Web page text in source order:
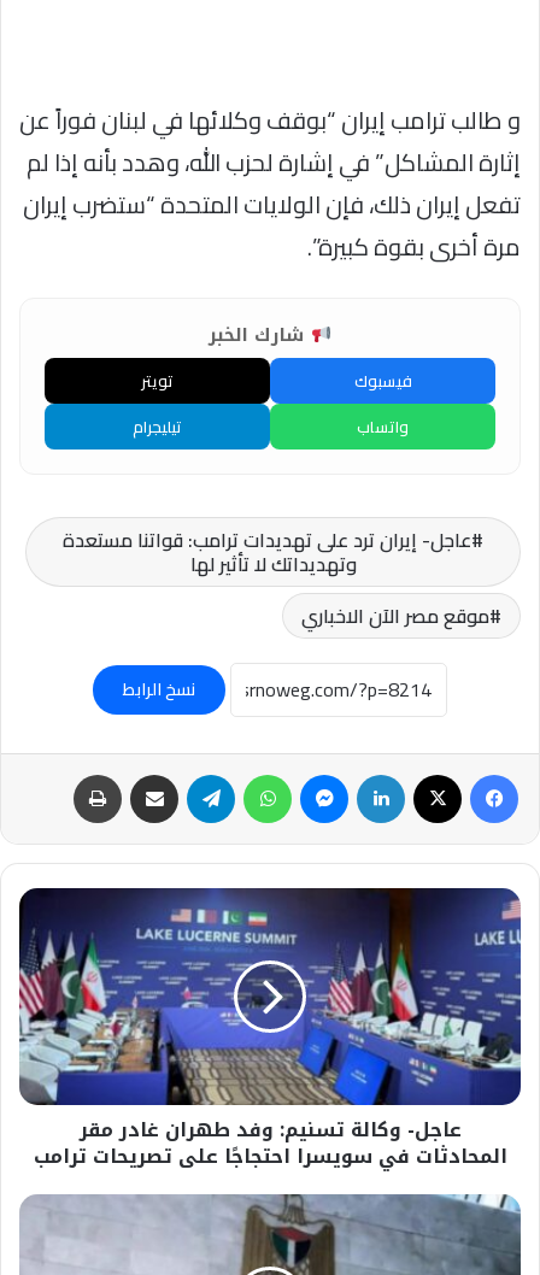
و طالب ترامب إيران “بوقف وكلائها في لبنان فوراً عن
إثارة المشاكل” في إشارة لحزب الله، وهدد بأنه إذا لم
تفعل إيران ذلك، فإن الولايات المتحدة “ستضرب إيران
مرة أخرى بقوة كبيرة”.
شارك الخبر
فيسبوك
تويتر
واتساب
تيليجرام
عاجل- إيران ترد على تهديدات ترامب: قواتنا مستعدة
وتهديداتك لا تأثير لها
موقع مصر الآن الاخباري
نسخ الرابط
فيسبوك لينكدإن ماسنجر واتساب تيلقرام مشاركة عبر البريد
عاجل-
وكالة
تسنيم:
وفد
طهران
غادر
مقر
المحادثات
في
احتجاجًا
تصريحات
ترامب
عاجل- وكالة تسنيم: وفد طهران غادر مقر
المحادثات في سويسرا احتجاجًا على تصريحات ترامب
عاجل-
الخارجية
الفلسطينية